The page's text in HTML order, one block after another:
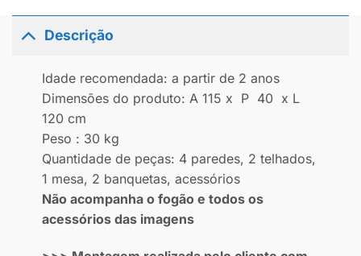
Descrição
Idade recomendada: a partir de 2 anos
Dimensões do produto: A 115 x P 40 x L
120 cm
Peso : 30 kg
Quantidade de peças: 4 paredes, 2 telhados,
1 mesa, 2 banquetas, acessórios
Não acompanha o fogão e todos os
acessórios das imagens